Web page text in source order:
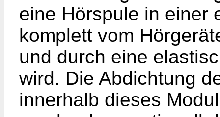
eine Hörspule in einer
komplett vom
und durch eine
wird. Die Abdichtung
innerhalb dieses